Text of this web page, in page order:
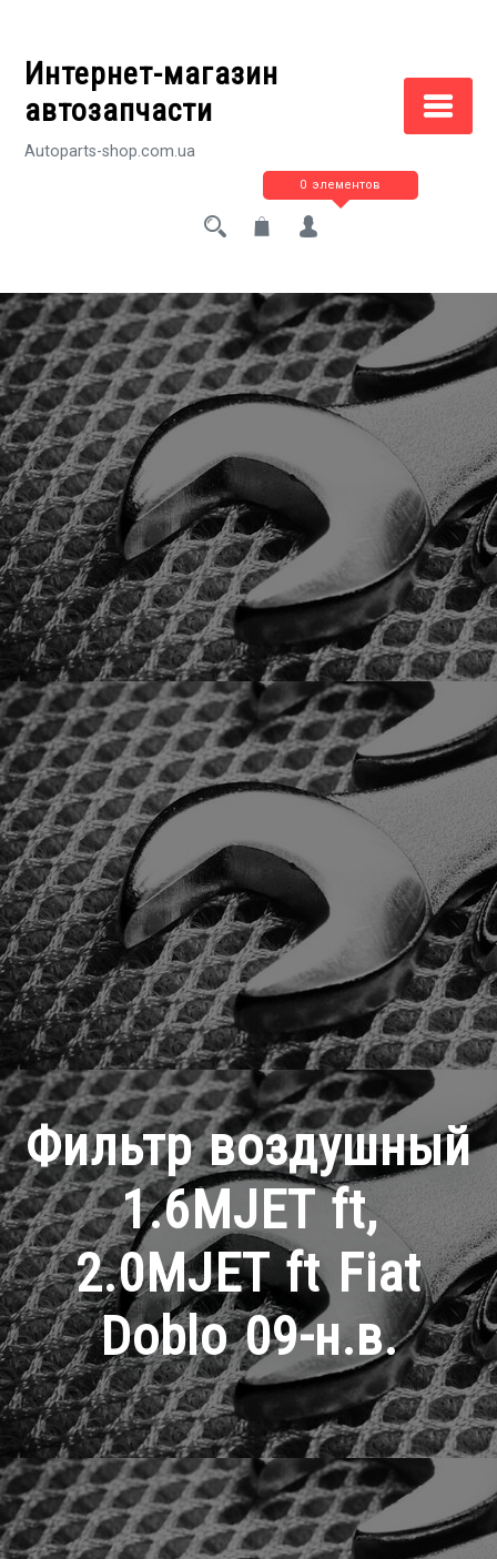
содержимому
Интернет-магазин
автозапчасти
Autoparts-shop.com.ua
0 элементов
Фильтр воздушный
1.6MJET ft,
2.0MJET ft Fiat
Doblo 09-н.в.